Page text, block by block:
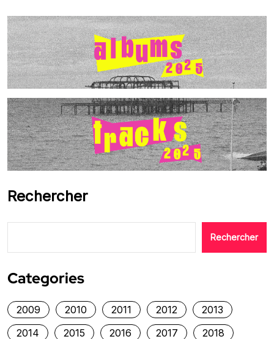
Rechercher
Rechercher
Categories
2009 2010 2011 2012
2013
2014
2015 2016 2017 2018